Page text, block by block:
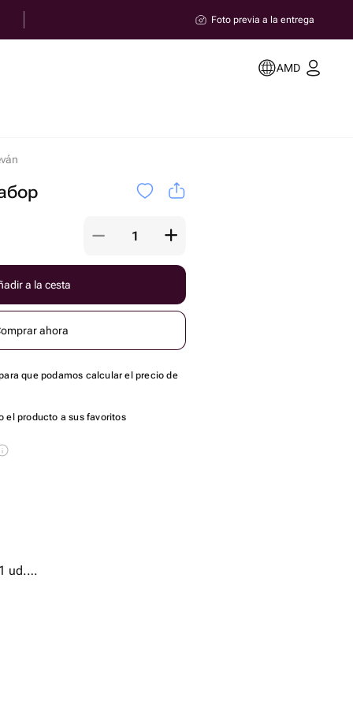
Foto previa a la entrega
AMD
a la cesta
ahora
que podamos calcular el precio de
el producto a sus favoritos
ud.